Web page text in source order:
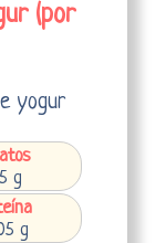
(por
yogur
g
g